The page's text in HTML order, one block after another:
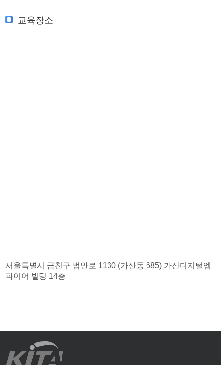
교육장소
서울특별시 금천구 범안로 1130 (가산동 685) 가산디지털엠
파이어 빌딩 14층